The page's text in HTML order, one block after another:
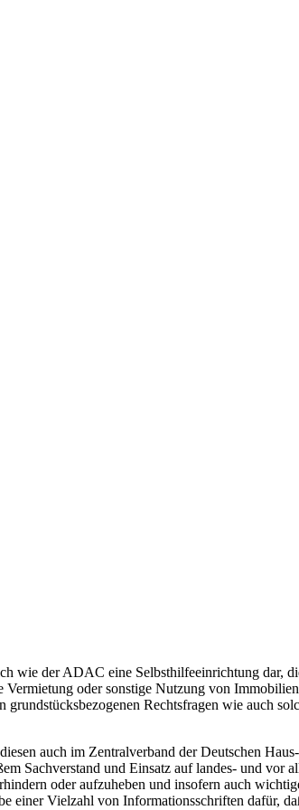
wie der ADAC eine Selbsthilfeeinrichtung dar,
oder sonstige Nutzung von
Rechtsfragen wie auch
auch im Zentralverband der Deutschen
Sachverstand und Einsatz auf landes- und vor
oder aufzuheben und insofern auch
einer Vielzahl von Informationsschriften dafür,